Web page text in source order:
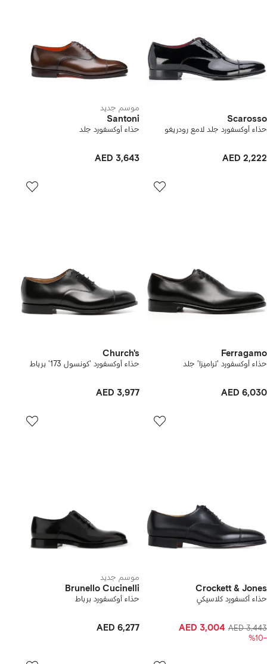
Scarosso
حذاء أوكسفورد جلد لامع رودريغو
AED 2,222
موسم جديد
Santoni
حذاء أوكسفورد جلد
AED 3,643
Ferragamo
حذاء أوكسفورد 'تراميزا' جلد
AED 6,030
Church's
حذاء أوكسفورد 'كونسول 173' برباط
AED 3,977
Crockett & Jones
حذاء أكسفورد كلاسيكي
AED 3,443
AED 3,004
-%10
موسم جديد
Brunello Cucinelli
حذاء أوكسفورد برباط
AED 6,277